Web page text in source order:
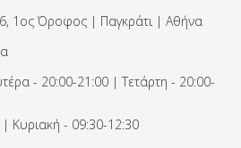
1ος Όροφος | Παγκράτι | Αθήνα
- 20:00-21:00 | Τετάρτη - 20:00-
Κυριακή - 09:30-12:30